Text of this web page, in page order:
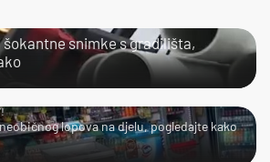
snimke s gradilišta,
lopova na djelu, pogledajte kako